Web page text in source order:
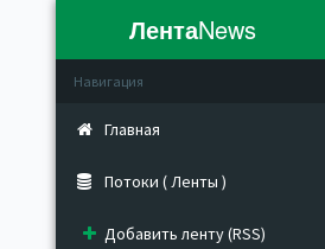
ЛентаNews
Навигация
Главная
Потоки ( Ленты )
Добавить ленту (RSS)